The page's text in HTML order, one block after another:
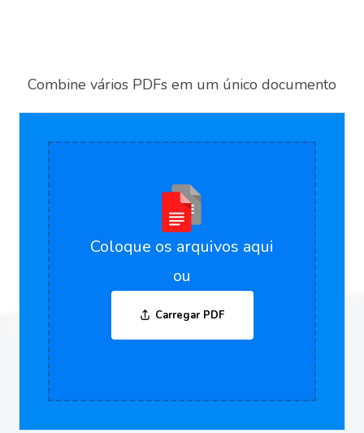
Combine vários PDFs em um único documento
Coloque os arquivos aqui
ou
Carregar PDF